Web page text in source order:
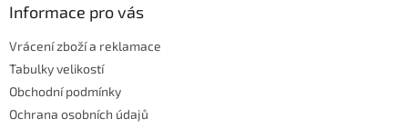
Informace pro vás
Vrácení zboží a reklamace
Tabulky velikostí
Obchodní podmínky
Ochrana osobních údajů